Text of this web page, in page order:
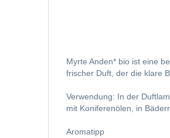
Myrte Anden* bio ist eine
frischer Duft, der die klare
Verwendung: In der
mit Koniferenölen, in
Aromatipp